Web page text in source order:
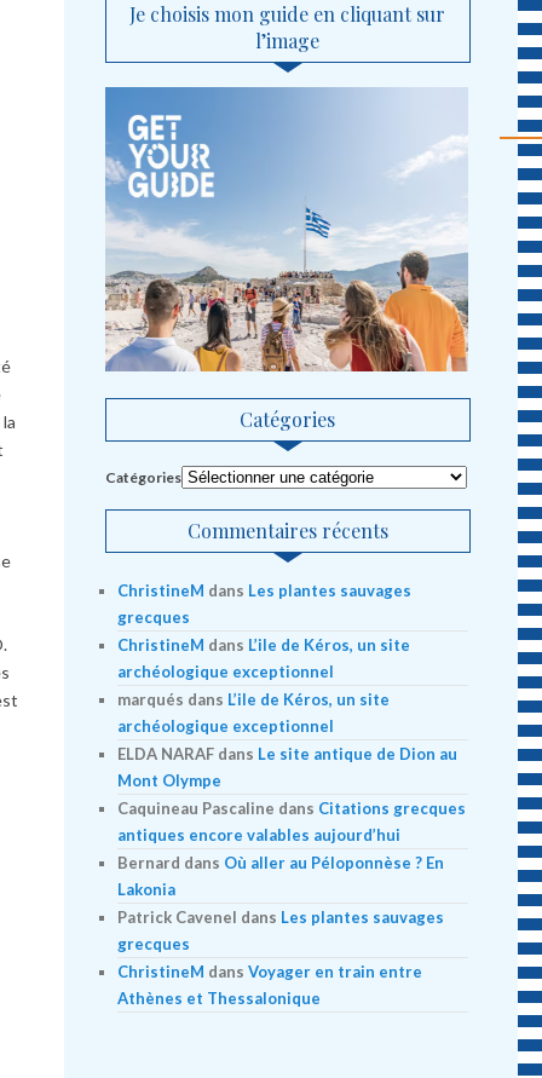
Je choisis mon guide en cliquant sur
l’image
Catégories
Catégories
Commentaires récents
ChristineM dans Les plantes sauvages
grecques
ChristineM dans L’ile de Kéros, un site
archéologique exceptionnel
marqués dans L’ile de Kéros, un site
archéologique exceptionnel
ELDA NARAFdans Le site antique de Dion au
Mont Olympe
Caquineau Pascaline dans Citations grecques
antiques encore valables aujourd’hui
Bernard dans Où aller au Péloponnèse ? En
Lakonia
Patrick Cavenel dans Les plantes sauvages
grecques
ChristineM dans Voyager en train entre
Athènes et Thessalonique